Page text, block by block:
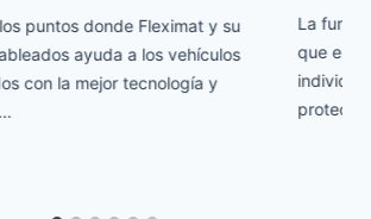
aisladas de protección es evitar
se empalme y proteger los hilos
fuerzas mecánicas. Las punteras de
muchas…